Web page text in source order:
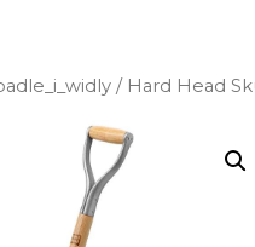
/ Hard Head